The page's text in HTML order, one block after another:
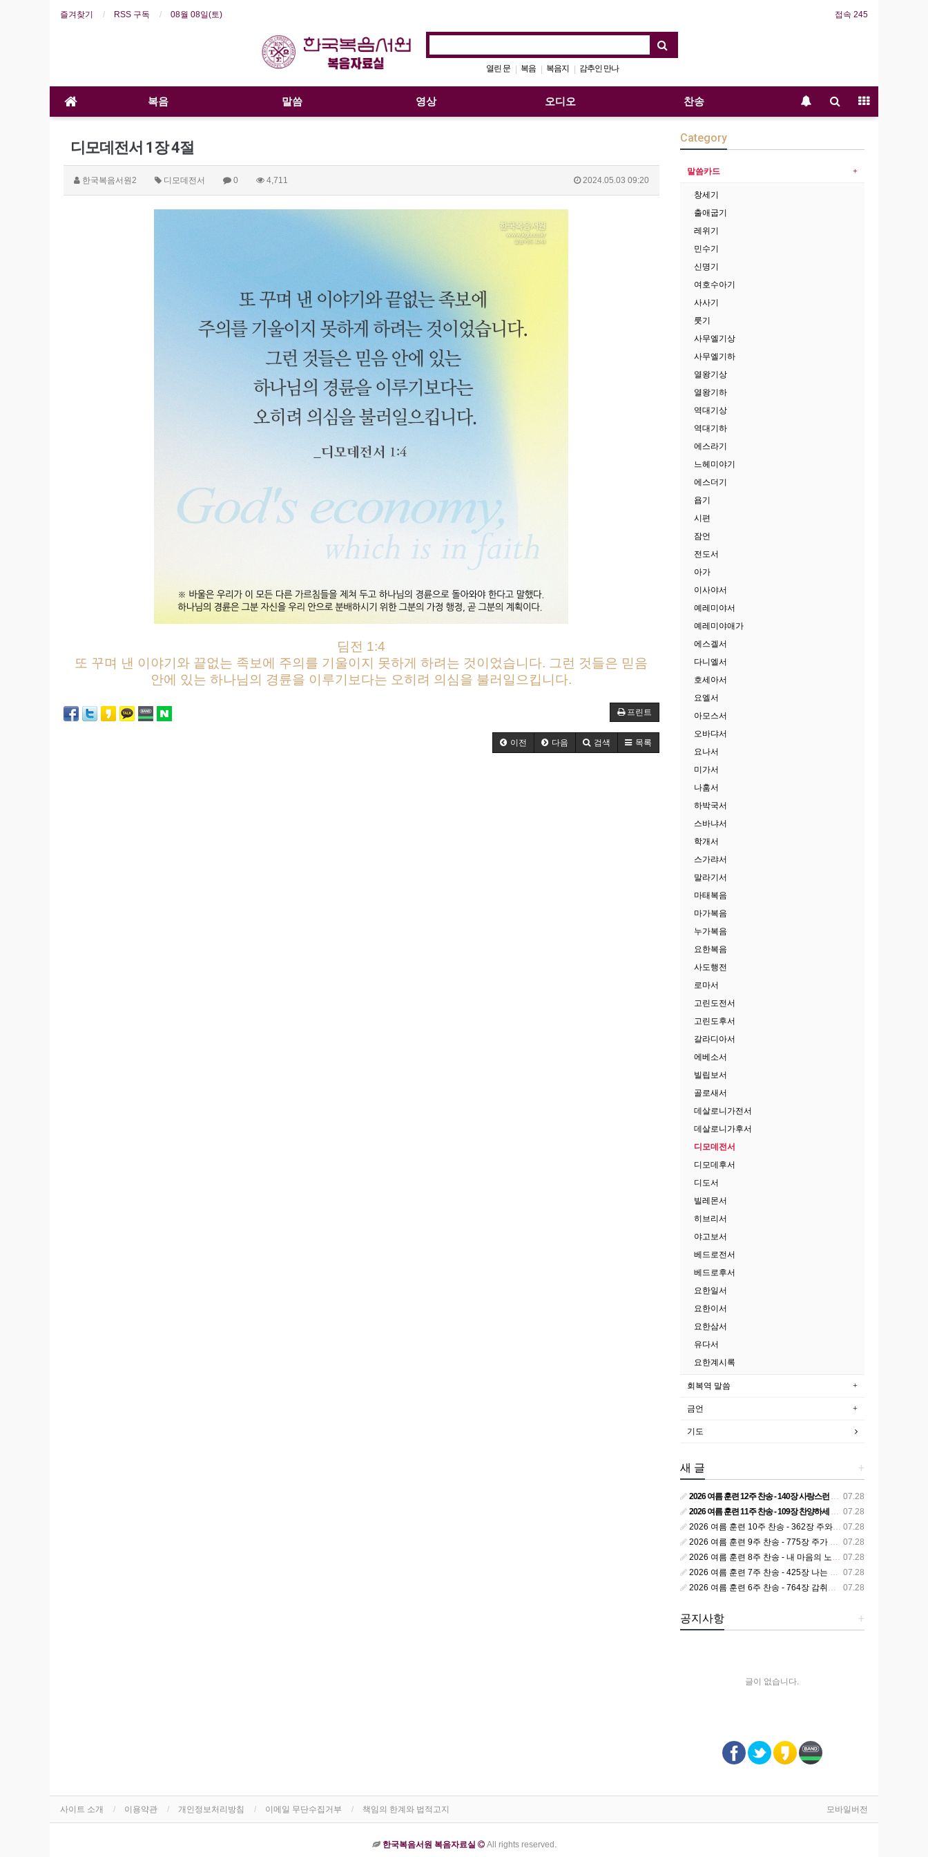
즐겨찾기 RSS 구독 08월 08일(토) 접속 245
열린 문 | 복음 | 복음지 | 감추인 만나
복음 말씀 영상 오디오 찬송
디모데전서 1장 4절
한국복음서원2 디모데전서 0 4,711 2024.05.03 09:20
딤전 1:4
또 꾸며 낸 이야기와 끝없는 족보에 주의를 기울이지 못하게 하려는 것이었습니다. 그런 것들은 믿음
안에 있는 하나님의 경륜을 이루기보다는 오히려 의심을 불러일으킵니다.
프린트
이전 다음 검색 목록
Category
말씀카드
창세기
출애굽기
레위기
민수기
신명기
여호수아기
사사기
룻기
사무엘기상
사무엘기하
열왕기상
열왕기하
역대기상
역대기하
에스라기
느헤미야기
에스더기
욥기
시편
잠언
전도서
아가
이사야서
예레미야서
예레미야애가
에스겔서
다니엘서
호세아서
요엘서
아모스서
오바댜서
요나서
미가서
나훔서
하박국서
스바냐서
학개서
스가랴서
말라기서
마태복음
마가복음
누가복음
요한복음
사도행전
로마서
고린도전서
고린도후서
갈라디아서
에베소서
빌립보서
골로새서
데살로니가전서
데살로니가후서
디모데전서
디모데후서
디도서
빌레몬서
히브리서
야고보서
베드로전서
베드로후서
요한일서
요한이서
요한삼서
유다서
요한계시록
회복역 말씀
금언
기도
+
새 글
07.28
2026 여름 훈련 12주 찬송 - 140장 사랑스런 나의 신랑
07.28
2026 여름 훈련 11주 찬송 - 109장 찬양하세 주의 승리
07.28
2026 여름 훈련 10주 찬송 - 362장 주와 함께 못 박혀서
07.28
2026 여름 훈련 9주 찬송 - 775장 주가 구속하신 백성
07.28
2026 여름 훈련 8주 찬송 - 내 마음의 노래 393장 참 영광스런 우리 왕
07.28
2026 여름 훈련 7주 찬송 - 425장 나는 피조된 그릇
07.28
2026 여름 훈련 6주 찬송 - 764장 감취었던 비밀 나타났으니
+
공지사항
글이 없습니다.
사이트 소개 이용약관 개인정보처리방침 이메일 무단수집거부 책임의 한계와 법적고지 모바일버전
한국복음서원 복음자료실 All rights reserved.